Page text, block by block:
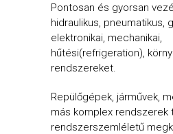
Pontosan és gyorsan
hidraulikus, pneumatikus,
elektronikai, mechanikai,
hűtési(refrigeration),
rendszereket.
Repülőgépek, járművek,
más komplex rendszerek
rendszerszemléletű